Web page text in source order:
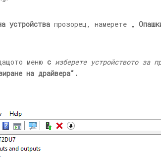
устройства прозорец, намерете „
меню с изберете устройството за
на драйвера“.